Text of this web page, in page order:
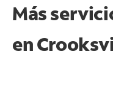
Más
en